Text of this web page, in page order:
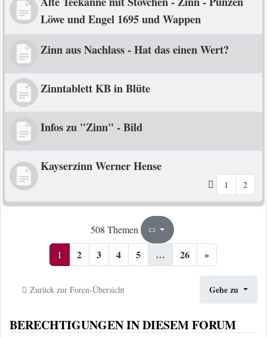
Löwe und Engel 1695 und Wappen
Zinn aus Nachlass - Hat das einen Wert?
Zinntablett KB in Blüte
Infos zu "Zinn" - Bild
Kayserzinn Werner Hense
1 2
508 Themen Seite1
1 2 3 4 5 … 26 »
Zurück zur Foren-Übersicht Gehe zu
BERECHTIGUNGEN IN DIESEM FORUM